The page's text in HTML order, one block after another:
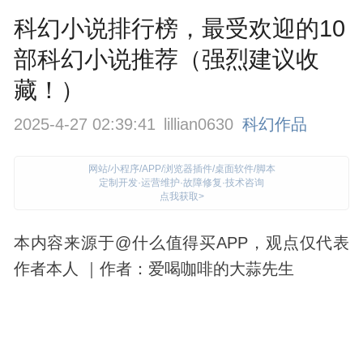
科幻小说排行榜，最受欢迎的10
部科幻小说推荐（强烈建议收
藏！）
2025-4-27 02:39:41 lillian0630 科幻作品
网站/小程序/APP/浏览器插件/桌面软件/脚本
定制开发·运营维护·故障修复·技术咨询
点我获取>
本内容来源于@什么值得买APP，观点仅代表
作者本人 ｜作者：爱喝咖啡的大蒜先生